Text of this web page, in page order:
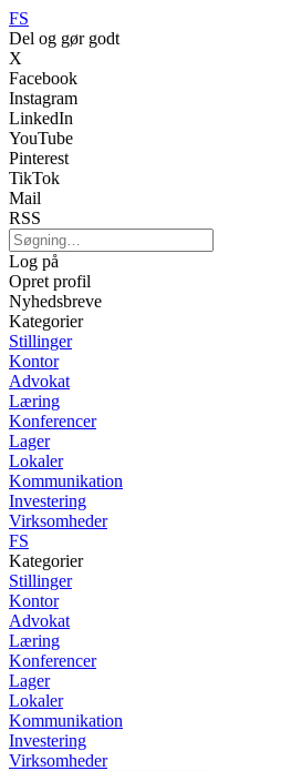
FS
Del og gør godt
X
Facebook
Instagram
LinkedIn
YouTube
Pinterest
TikTok
Mail
RSS
Log på
Opret profil
Nyhedsbreve
Kategorier
Stillinger
Kontor
Advokat
Læring
Konferencer
Lager
Lokaler
Kommunikation
Investering
Virksomheder
FS
Kategorier
Stillinger
Kontor
Advokat
Læring
Konferencer
Lager
Lokaler
Kommunikation
Investering
Virksomheder